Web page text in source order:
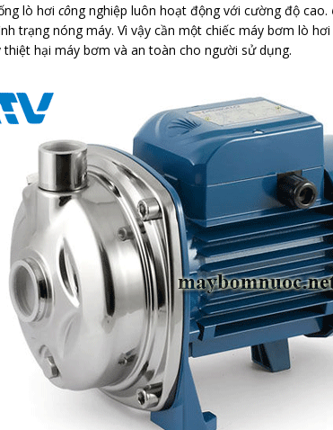
lò hơi công nghiệp luôn hoạt động với cường độ cao.
trạng nóng máy. Vì vậy cần một chiếc máy bơm lò
thiệt hại máy bơm và an toàn cho người sử dụng.